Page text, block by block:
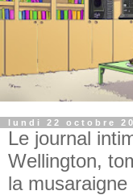
lundi 22 octobre
Le journal
Wellington,
la